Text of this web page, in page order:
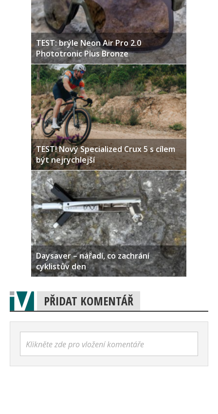
TEST: brýle Neon Air Pro 2.0
Phototronic Plus Bronze
TEST! Nový Specialized Crux 5 s cílem
být nejrychlejší
Daysaver – nářadí, co zachrání
cyklistův den
PŘIDAT KOMENTÁŘ
Klikněte zde pro vložení komentáře